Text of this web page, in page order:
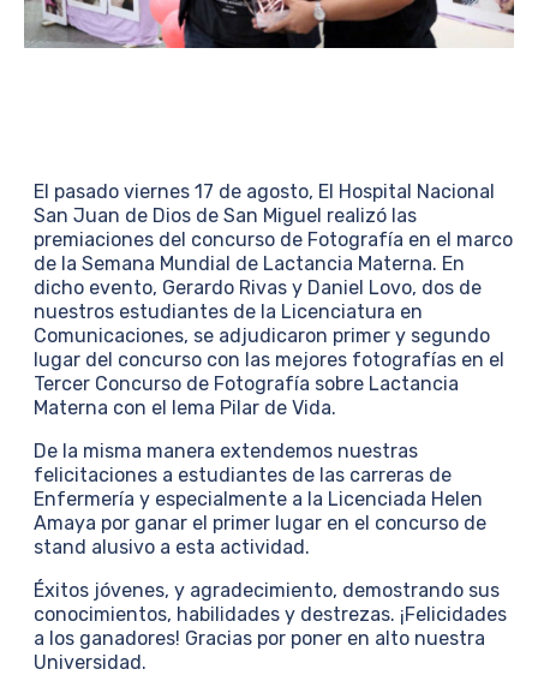
El pasado viernes 17 de agosto, El Hospital Nacional
San Juan de Dios de San Miguel realizó las
premiaciones del concurso de Fotografía en el marco
de la Semana Mundial de Lactancia Materna. En
dicho evento, Gerardo Rivas y Daniel Lovo, dos de
nuestros estudiantes de la Licenciatura en
Comunicaciones, se adjudicaron primer y segundo
lugar del concurso con las mejores fotografías en el
Tercer Concurso de Fotografía sobre Lactancia
Materna con el lema Pilar de Vida.
De la misma manera extendemos nuestras
felicitaciones a estudiantes de las carreras de
Enfermería y especialmente a la Licenciada Helen
Amaya por ganar el primer lugar en el concurso de
stand alusivo a esta actividad.
Éxitos jóvenes, y agradecimiento, demostrando sus
conocimientos, habilidades y destrezas. ¡Felicidades
a los ganadores! Gracias por poner en alto nuestra
Universidad.